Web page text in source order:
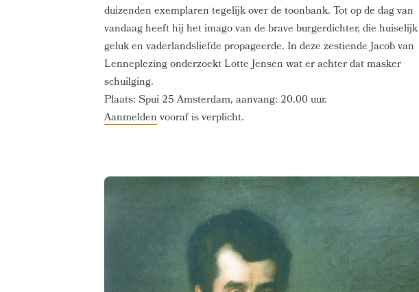
duizenden exemplaren tegelijk over de toonbank. Tot op de dag van
vandaag heeft hij het imago van de brave burgerdichter, die huiselijk
geluk en vaderlandsliefde propageerde. In deze zestiende Jacob van
Lenneplezing onderzoekt Lotte Jensen wat er achter dat masker
schuilging.
Plaats: Spui 25 Amsterdam, aanvang: 20.00 uur.
Aanmeldenvooraf is verplicht.